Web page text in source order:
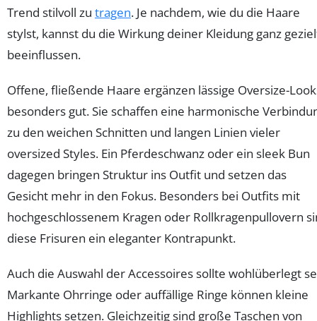
Trend stilvoll zu tragen. Je nachdem, wie du die Haare
stylst, kannst du die Wirkung deiner Kleidung ganz
beeinflussen.
Offene, fließende Haare ergänzen lässige Oversize-
besonders gut. Sie schaffen eine harmonische
zu den weichen Schnitten und langen Linien vieler
oversized Styles. Ein Pferdeschwanz oder ein sleek Bun
dagegen bringen Struktur ins Outfit und setzen das
Gesicht mehr in den Fokus. Besonders bei Outfits mit
hochgeschlossenem Kragen oder Rollkragenpullovern
diese Frisuren ein eleganter Kontrapunkt.
Auch die Auswahl der Accessoires sollte wohlüberlegt
Markante Ohrringe oder auffällige Ringe können kleine
Highlights setzen. Gleichzeitig sind große Taschen von